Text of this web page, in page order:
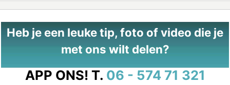
Heb je een leuke tip, foto of video die je
met ons wilt delen?
APP ONS! T. 06 - 574 71 321